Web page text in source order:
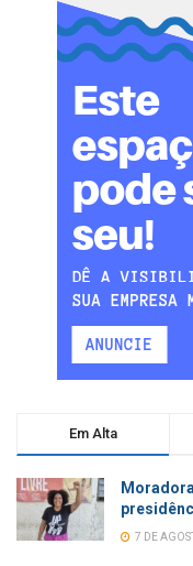
Em Alta
7 DE